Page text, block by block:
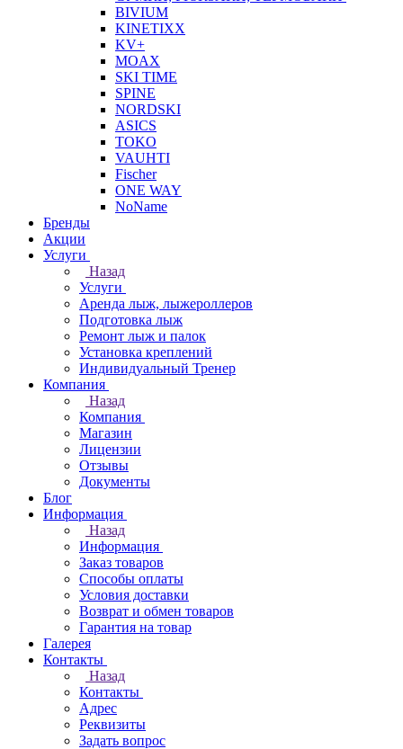
BIVIUM
KINETIXX
KV+
MOAX
SKI TIME
SPINE
NORDSKI
ASICS
TOKO
VAUHTI
Fischer
ONE WAY
NoName
Бренды
Акции
Услуги
Назад
Услуги
Аренда лыж, лыжероллеров
Подготовка лыж
Ремонт лыж и палок
Установка креплений
Индивидуальный Тренер
Компания
Назад
Компания
Магазин
Лицензии
Отзывы
Документы
Блог
Информация
Назад
Информация
Заказ товаров
Способы оплаты
Условия доставки
Возврат и обмен товаров
Гарантия на товар
Галерея
Контакты
Назад
Контакты
Адрес
Реквизиты
Задать вопрос